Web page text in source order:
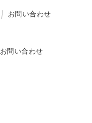
お問い合わせ
お問い合わせ